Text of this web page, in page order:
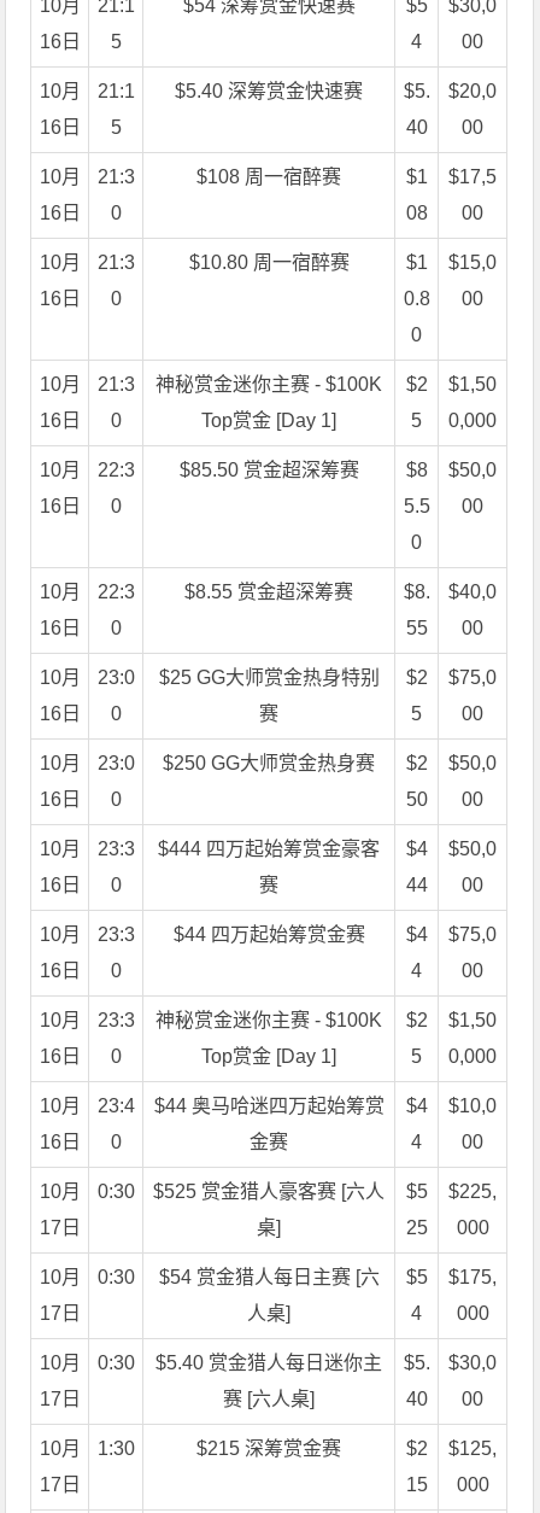
10月
16日
21:1
5
$54 深筹赏金快速赛
$5
4
$30,0
00
10月
16日
21:1
5
$5.40 深筹赏金快速赛
$5.
40
$20,0
00
10月
16日
21:3
0
$108 周一宿醉赛
$1
08
$17,5
00
10月
16日
21:3
0
$10.80 周一宿醉赛
$1
0.8
0
$15,0
00
10月
16日
21:3
0
神秘赏金迷你主赛 - $100K
Top赏金 [Day 1]
$2
5
$1,50
0,000
10月
16日
22:3
0
$85.50 赏金超深筹赛
$8
5.5
0
$50,0
00
10月
16日
22:3
0
$8.55 赏金超深筹赛
$8.
55
$40,0
00
10月
16日
23:0
0
$25 GG大师赏金热身特别
赛
$2
5
$75,0
00
10月
16日
23:0
0
$250 GG大师赏金热身赛
$2
50
$50,0
00
10月
16日
23:3
0
$444 四万起始筹赏金豪客
赛
$4
44
$50,0
00
10月
16日
23:3
0
$44 四万起始筹赏金赛
$4
4
$75,0
00
10月
16日
23:3
0
神秘赏金迷你主赛 - $100K
Top赏金 [Day 1]
$2
5
$1,50
0,000
10月
16日
23:4
0
$44 奥马哈迷四万起始筹赏
金赛
$4
4
$10,0
00
10月
17日
0:30
$525 赏金猎人豪客赛 [六人
桌]
$5
25
$225,
000
10月
17日
0:30
$54 赏金猎人每日主赛 [六
人桌]
$5
4
$175,
000
10月
17日
0:30
$5.40 赏金猎人每日迷你主
赛 [六人桌]
$5.
40
$30,0
00
10月
17日
1:30 $215 深筹赏金赛
$2
15
$125,
000